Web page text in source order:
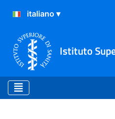
Istituto